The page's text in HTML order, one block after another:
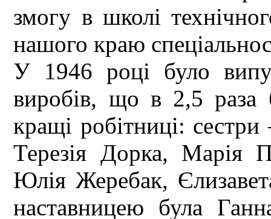
змогу в школі
нашого краю
У 1946 році було
виробів, що в 2,5 раза
кращі робітниці:
Терезія Дорка, Марія
Юлія Жеребак,
наставницею була